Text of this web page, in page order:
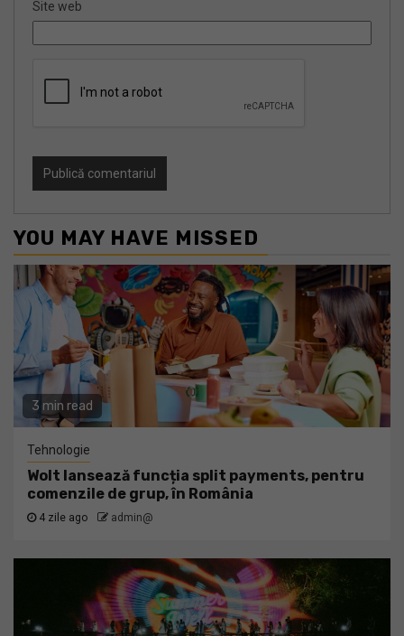
Site web
YOU MAY HAVE MISSED
3 min read
Tehnologie
Wolt lansează funcția split payments, pentru
comenzile de grup, în România
4 zile ago admin@